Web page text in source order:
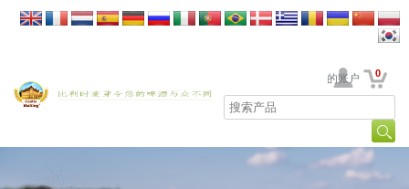
贵公司的账户 0